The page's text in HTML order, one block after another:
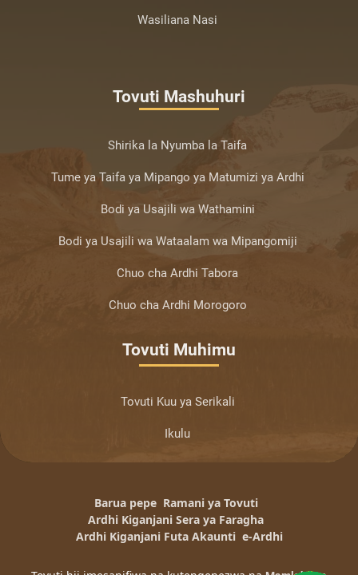
Wasiliana Nasi
Tovuti Mashuhuri
Shirika la Nyumba la Taifa
Tume ya Taifa ya Mipango ya Matumizi ya Ardhi
Bodi ya Usajili wa Wathamini
Bodi ya Usajili wa Wataalam wa Mipangomiji
Chuo cha Ardhi Tabora
Chuo cha Ardhi Morogoro
Tovuti Muhimu
Tovuti Kuu ya Serikali
Ikulu
Barua pepe Ramani ya Tovuti
Ardhi Kiganjani Sera ya Faragha
Ardhi Kiganjani Futa Akaunti e-Ardhi